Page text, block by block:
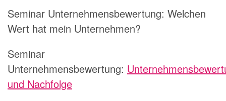
Seminar Unternehmensbewertung: Welchen
Wert hat mein Unternehmen?
Seminar
Unternehmensbewertung:
und Nachfolge